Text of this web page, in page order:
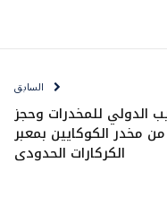
السابق
الدولي للمخدرات وحجز
53 كلغ من مخدر الكوكايين بمعبر
الكركارات الحدودي